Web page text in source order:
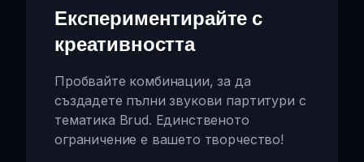
Експериментирайте с
креативността
Пробвайте комбинации, за да
създадете пълни звукови партитури с
тематика Brud. Единственото
ограничение е вашето творчество!